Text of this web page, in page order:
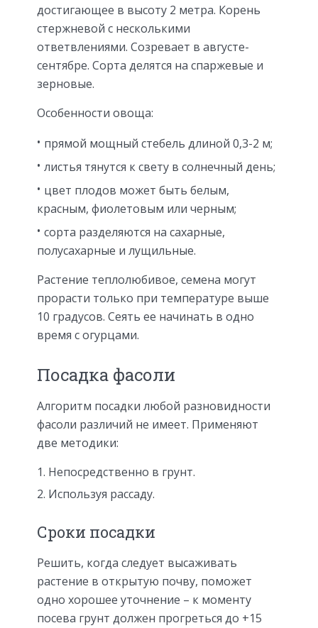
достигающее в высоту 2 метра. Корень
стержневой с несколькими
ответвлениями. Созревает в августе-
сентябре. Сорта делятся на спаржевые и
зерновые.
Особенности овоща:
прямой мощный стебель длиной 0,3-2 м;
листья тянутся к свету в солнечный день;
цвет плодов может быть белым,
красным, фиолетовым или черным;
сорта разделяются на сахарные,
полусахарные и лущильные.
Растение теплолюбивое, семена могут
прорасти только при температуре выше
10 градусов. Сеять ее начинать в одно
время с огурцами.
Посадка фасоли
Алгоритм посадки любой разновидности
фасоли различий не имеет. Применяют
две методики:
Непосредственно в грунт.
Используя рассаду.
Сроки посадки
Решить, когда следует высаживать
растение в открытую почву, поможет
одно хорошее уточнение – к моменту
посева грунт должен прогреться до +15